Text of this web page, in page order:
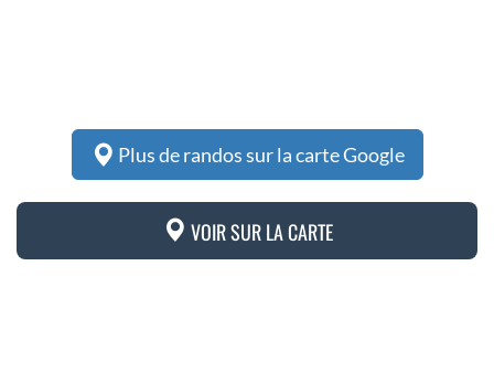
Plus de randos sur la carte Google
VOIR SUR LA CARTE